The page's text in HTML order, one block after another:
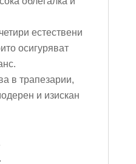
естествени
осигуряват
в трапезарии,
и изискан